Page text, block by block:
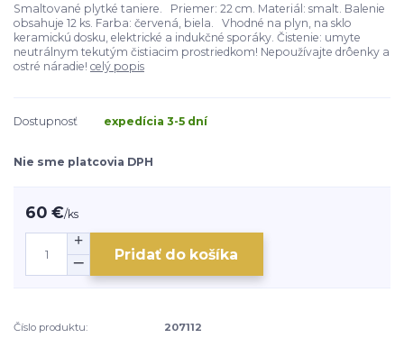
Smaltované plytké taniere. Priemer: 22 cm. Materiál: smalt. Balenie
obsahuje 12 ks. Farba: červená, biela. Vhodné na plyn, na sklo
keramickú dosku, elektrické a indukčné sporáky. Čistenie: umyte
neutrálnym tekutým čistiacim prostriedkom! Nepoužívajte drôenky a
ostré náradie! celý popis
Dostupnosť expedícia 3-5 dní
Nie sme platcovia DPH
60 €/ks
Pridať do košíka
Číslo produktu:
207112